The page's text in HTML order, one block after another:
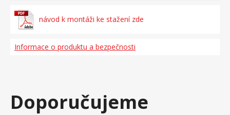
návod k montáži ke stažení zde
Informace o produktu a bezpečnosti
Doporučujeme